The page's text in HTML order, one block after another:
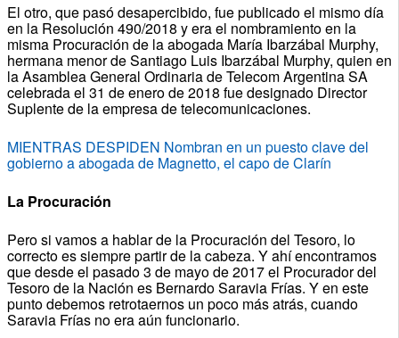
El otro, que pasó desapercibido, fue publicado el mismo día
en la Resolución 490/2018 y era el nombramiento en la
misma Procuración de la abogada María Ibarzábal Murphy,
hermana menor de Santiago Luis Ibarzábal Murphy, quien en
la Asamblea General Ordinaria de Telecom Argentina SA
celebrada el 31 de enero de 2018 fue designado Director
Suplente de la empresa de telecomunicaciones.
MIENTRAS DESPIDEN Nombran en un puesto clave del
gobierno a abogada de Magnetto, el capo de Clarín
La Procuración
Pero si vamos a hablar de la Procuración del Tesoro, lo
correcto es siempre partir de la cabeza. Y ahí encontramos
que desde el pasado 3 de mayo de 2017 el Procurador del
Tesoro de la Nación es Bernardo Saravia Frías. Y en este
punto debemos retrotaernos un poco más atrás, cuando
Saravia Frías no era aún funcionario.